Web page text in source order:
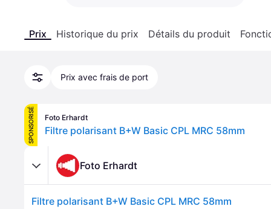
Prix Historique du prix Détails du produit
Prix avec frais de port
SPONSORISÉ Foto Erhardt
Filtre polarisant B+W Basic CPL MRC 58mm
Foto Erhardt
Filtre polarisant B+W Basic CPL MRC 58mm